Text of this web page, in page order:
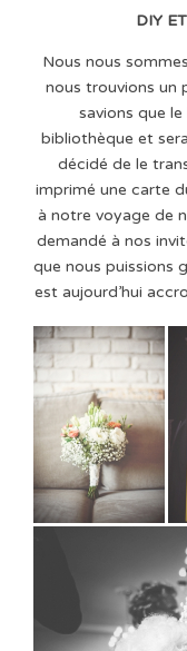
DIY
Nous nous
nous trouvions un
savions que
bibliothèque et
décidé de le
imprimé une carte
à notre voyage de
demandé à nos
que nous puissions
est aujourd’hui